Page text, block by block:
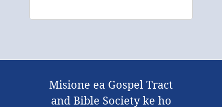
Misione ea Gospel Tract
and Bible Society ke ho